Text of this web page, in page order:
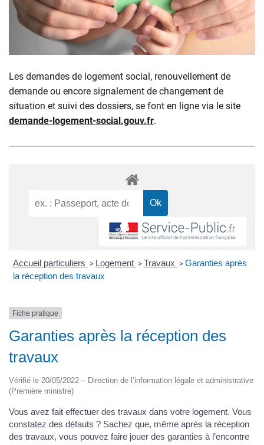
Les demandes de logement social, renouvellement de
demande ou encore signalement de changement de
situation et suivi des dossiers, se font en ligne via le site
demande-logement-social.gouv.fr.
Accueil particuliers > Logement > Travaux > Garanties après
la réception des travaux
Fiche pratique
Garanties après la réception des
travaux
Vérifié le 20/05/2022 – Direction de l’information légale et administrative
(Première ministre)
Vous avez fait effectuer des travaux dans votre logement. Vous
constatez des défauts ? Sachez que, même après la réception
des travaux, vous pouvez faire jouer des garanties à l’encontre